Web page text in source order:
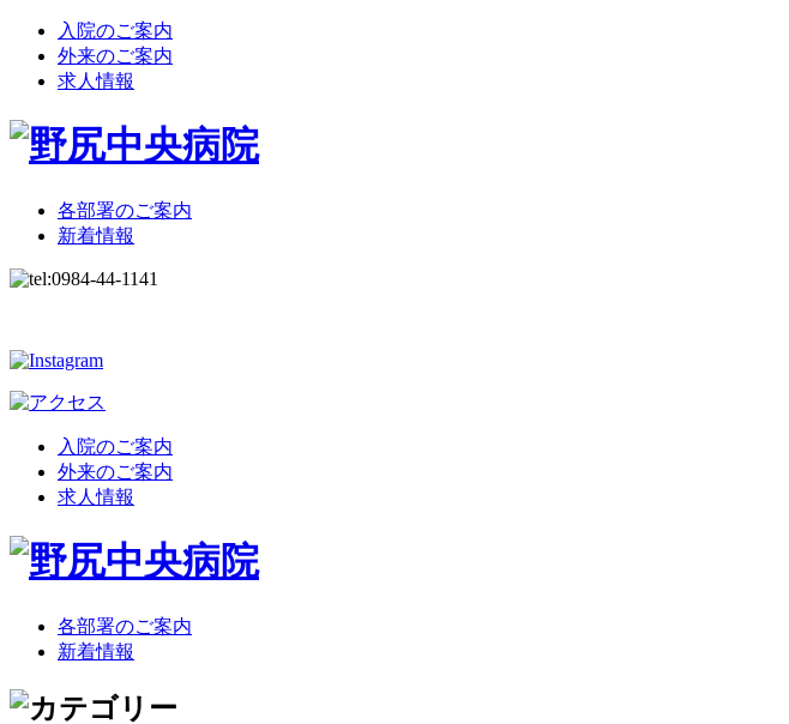
入院のご案内
外来のご案内
求人情報
各部署のご案内
新着情報
入院のご案内
外来のご案内
求人情報
各部署のご案内
新着情報